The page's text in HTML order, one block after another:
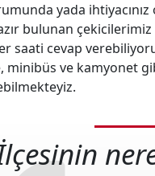
yada
bulunan çekicilerimiz
saati cevap
minibüs ve kamyonet